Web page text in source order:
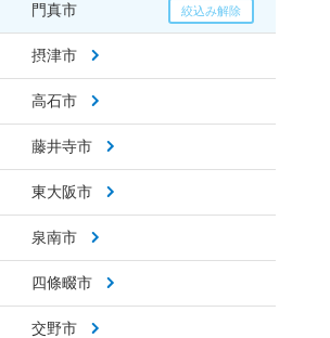
門真市
摂津市
高石市
藤井寺市
東大阪市
泉南市
四條畷市
交野市